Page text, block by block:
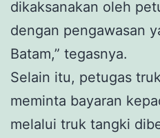
dikaksanakan oleh
dengan pengawasan
Batam,” tegasnya.
Selain itu, petugas
meminta bayaran
melalui truk tangki